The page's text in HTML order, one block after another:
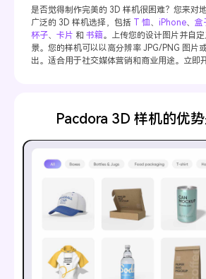
是否觉得制作完美的 3D 样机很困难？您来对
广泛的 3D 样机选择，包括 T 恤、 iPhone、 盒
杯子、 卡片 和 书籍。上传您的设计图片并自
景。您的样机可以以高分辨率 JPG/PNG 图片
出。适合用于社交媒体营销和商业用途。立即
Pacdora 3D 样机的优势